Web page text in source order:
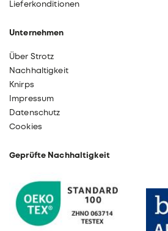
Lieferkonditionen
Unternehmen
Über Strotz
Nachhaltigkeit
Knirps
Impressum
Datenschutz
Cookies
Geprüfte Nachhaltigkeit